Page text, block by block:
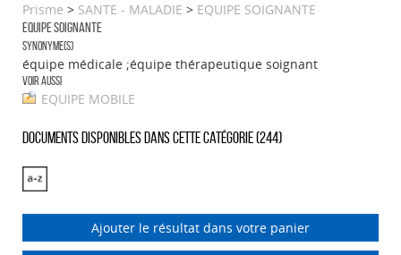
Prisme > SANTE - MALADIE > EQUIPE SOIGNANTE
EQUIPE SOIGNANTE
Synonyme(s)
équipe médicale ;équipe thérapeutique soignant
Voir aussi
EQUIPE MOBILE
Documents disponibles dans cette catégorie (244)
Ajouter le résultat dans votre panier